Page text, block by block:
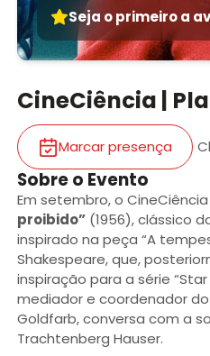
Seja o primeiro a
CineCiência |
Marcar presença
Sobre o Evento
Em setembro, o
proibido”(1956), clássico
inspirado na peça “A
Shakespeare, que,
inspiração para a série
mediador e coordenador do
Goldfarb, conversa com a
Trachtenberg Hauser.